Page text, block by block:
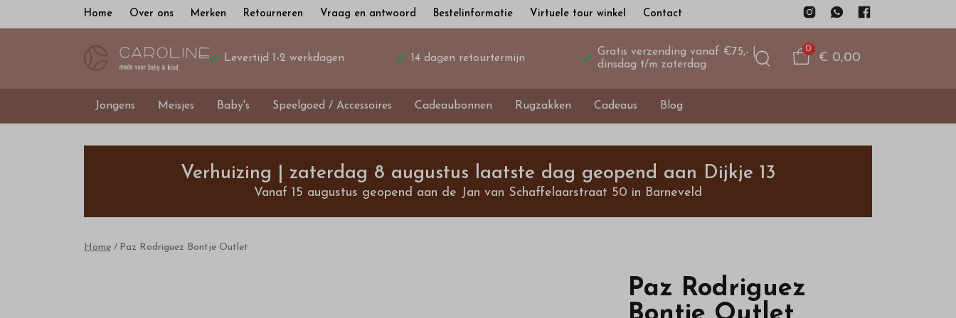
Home Over ons Merken Retourneren Vraag en antwoord Bestelinformatie Virtuele tour winkel Contact
Levertijd 1-2 werkdagen 14 dagen retourtermijn
Gratis verzending vanaf €75,- |
dinsdag t/m zaterdag
0
€ 0,00
Jongens Meisjes Baby's Speelgoed / Accessoires Cadeaubonnen Rugzakken Cadeaus Blog
Rodriguez
Bontje
Verhuizing | zaterdag 8 augustus laatste dag geopend aan Dijkje 13
Vanaf 15 augustus geopend aan de Jan van Schaffelaarstraat 50 in Barneveld
Home Paz Rodriguez Bontje Outlet
Paz Rodriguez